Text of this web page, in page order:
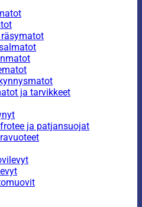
ja tarvikkeet
ja patjansuojat